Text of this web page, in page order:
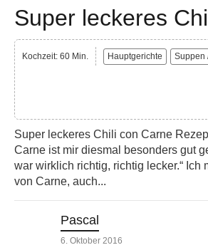
Super leckeres
Kochzeit: 60 Min. Hauptgerichte Suppen
Super leckeres Chili con Carne
Carne ist mir diesmal besonders gut
war wirklich richtig, richtig lecker.“ Ich
von Carne, auch...
Pascal
6. Oktober 2016